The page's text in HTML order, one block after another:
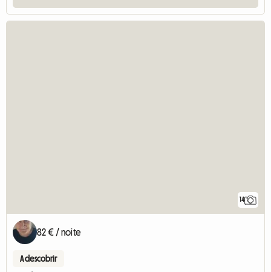
14
82 € / noite
A descobrir